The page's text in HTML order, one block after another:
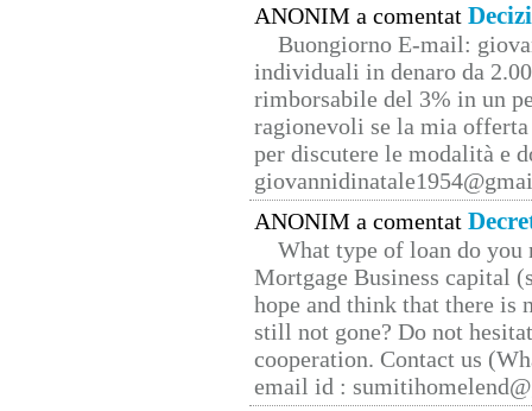
ANONIM a comentat
Buongiorno E-mail:
individuali in denaro da
rimborsabile del 3% in un
ragionevoli se la mia
per discutere le modalità e
ANONIM a comentat
What type of loan do you
Mortgage Business capital
hope and think that there is
still not gone? Do not
cooperation. Contact us
email id :